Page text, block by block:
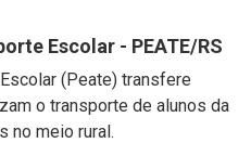
Escolar - PEATE/RS
(Peate) transfere
o transporte de alunos da
no meio rural.